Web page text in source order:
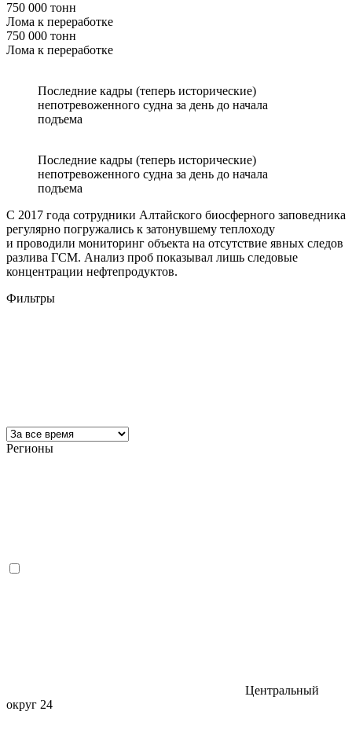
750 000 тонн
Лома к переработке
750 000 тонн
Лома к переработке
Последние кадры (теперь исторические)
непотревоженного судна за день до начала
подъема
Последние кадры (теперь исторические)
непотревоженного судна за день до начала
подъема
С 2017 года сотрудники Алтайского биосферного заповедника
регулярно погружались к затонувшему теплоходу
и проводили мониторинг объекта на отсутствие явных следов
разлива ГСМ. Анализ проб показывал лишь следовые
концентрации нефтепродуктов.
Фильтры
Регионы
Центральный
округ 24